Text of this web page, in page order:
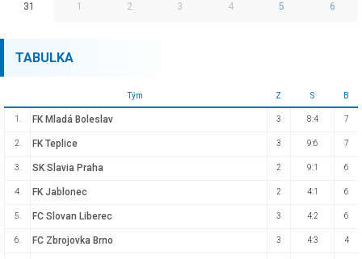
31 1 2 3 4 5 6
TABULKA
Tým Z S B
1. FK Mladá Boleslav 3 8:4 7
2. FK Teplice 3 9:6 7
3. SK Slavia Praha 2 9:1 6
4. FK Jablonec 2 4:1 6
5. FC Slovan Liberec 3 4:2 6
6. FC Zbrojovka Brno 3 4:3 4